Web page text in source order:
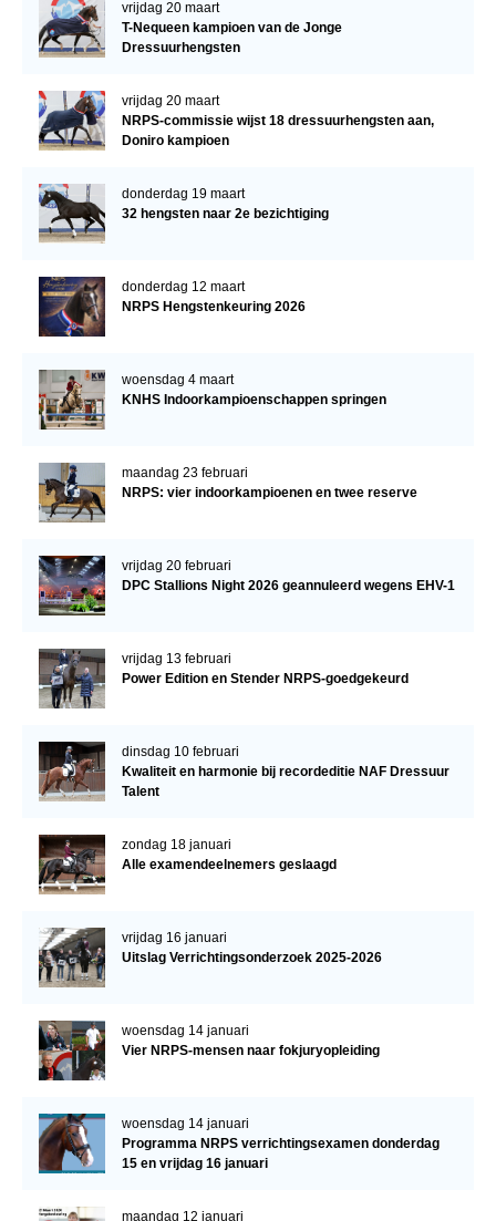
vrijdag 20 maart
T-Nequeen kampioen van de Jonge
Dressuurhengsten
vrijdag 20 maart
NRPS-commissie wijst 18 dressuurhengsten aan,
Doniro kampioen
donderdag 19 maart
32 hengsten naar 2e bezichtiging
donderdag 12 maart
NRPS Hengstenkeuring 2026
woensdag 4 maart
KNHS Indoorkampioenschappen springen
maandag 23 februari
NRPS: vier indoorkampioenen en twee reserve
vrijdag 20 februari
DPC Stallions Night 2026 geannuleerd wegens EHV-1
vrijdag 13 februari
Power Edition en Stender NRPS-goedgekeurd
dinsdag 10 februari
Kwaliteit en harmonie bij recordeditie NAF Dressuur
Talent
zondag 18 januari
Alle examendeelnemers geslaagd
vrijdag 16 januari
Uitslag Verrichtingsonderzoek 2025-2026
woensdag 14 januari
Vier NRPS-mensen naar fokjuryopleiding
woensdag 14 januari
Programma NRPS verrichtingsexamen donderdag
15 en vrijdag 16 januari
maandag 12 januari